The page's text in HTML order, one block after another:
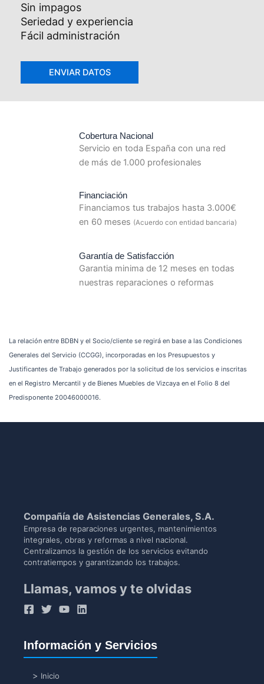
Sin impagos
Seriedad y experiencia
Fácil administración
Cobertura Nacional
Servicio en toda España con una red
de más de 1.000 profesionales
Financiación
Financiamos tus trabajos hasta 3.000€
en 60 meses (Acuerdo con entidad bancaria)
Garantía de Satisfacción
Garantia minima de 12 meses en todas
nuestras reparaciones o reformas
La relación entre BDBN y el Socio/cliente se regirá en base a las Condiciones
Generales del Servicio (CCGG), incorporadas en los Presupuestos y
Justificantes de Trabajo generados por la solicitud de los servicios e inscritas
en el Registro Mercantil y de Bienes Muebles de Vizcaya en el Folio 8 del
Predisponente 20046000016.
Compañía de Asistencias Generales, S.A.
Empresa de reparaciones urgentes, mantenimientos
integrales, obras y reformas a nivel nacional.
Centralizamos la gestión de los servicios evitando
contratiempos y garantizando los trabajos.
Llamas, vamos y te olvidas
Información y Servicios
Inicio